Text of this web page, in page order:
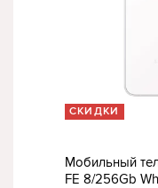
СКИДКИ
Мобильный
FE 8/256Gb